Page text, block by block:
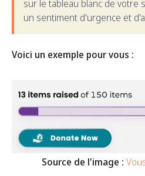
sur le tableau blanc de votre
un sentiment d'urgence et
Voici un exemple pour vous :
Source de l'image :